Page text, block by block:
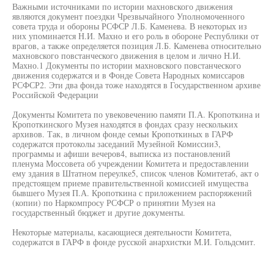
Важными источниками по истории махновского движения
являются документ поездки Чрезвычайного Уполномоченного
совета труда и обороны РСФСР Л.Б. Каменева. В некоторых из
них упоминается Н.И. Махно и его роль в обороне Республики от
врагов, а также определяется позиция Л.Б. Каменева относительно
махновского повстанческого движения в целом и лично Н.И.
Махно.1 Документы по истории махновского повстанческого
движения содержатся и в Фонде Совета Народных комиссаров
РСФСР2. Эти два фонда тоже находятся в Государственном архиве
Российской Федерации
Документы Комитета по увековечению памяти П.А. Кропоткина и
Кропоткинского Музея находятся в фондах сразу нескольких
архивов. Так, в личном фонде семьи Кропоткиных в ГАРФ
содержатся протоколы заседаний Музейной Комиссии3,
программы и афиши вечеров4, выписка из постановлений
пленума Моссовета об учреждении Комитета и предоставлении
ему здания в Штатном переулке5, список членов Комитета6, акт о
предстоящем приеме правительственной комиссией имущества
бывшего Музея П.А. Кропоткина с приложением распоряжений
(копии) по Наркомпросу РСФСР о принятии Музея на
государственный бюджет и другие документы.
Некоторые материалы, касающиеся деятельности Комитета,
содержатся в ГАРФ в фонде русской анархистки М.И. Гольдсмит.